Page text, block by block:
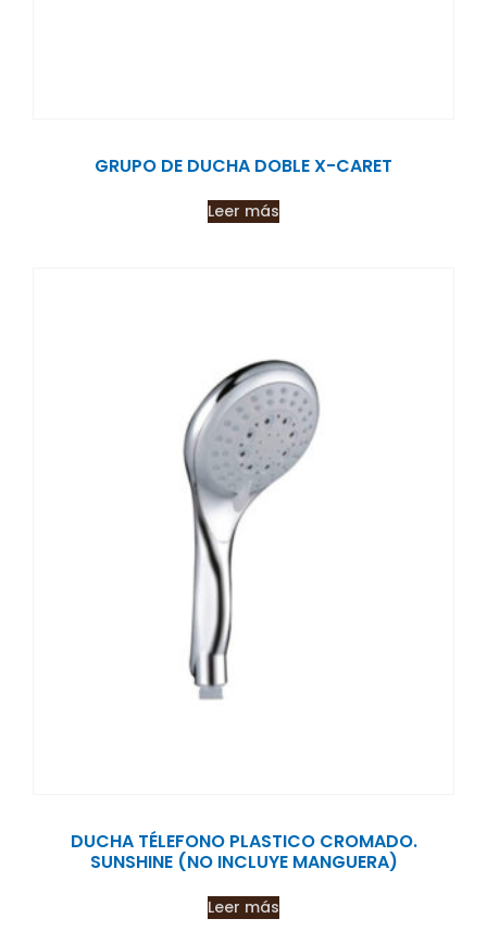
GRUPO DE DUCHA DOBLE X-CARET
Leer más
DUCHA TÉLEFONO PLASTICO CROMADO.
SUNSHINE (NO INCLUYE MANGUERA)
Leer más